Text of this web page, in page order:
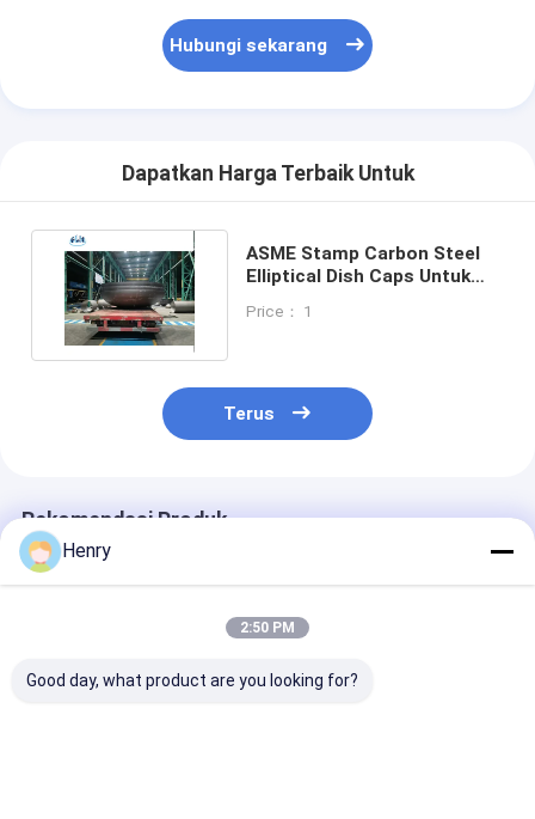
Hubungi sekarang
Dapatkan Harga Terbaik Untuk
ASME Stamp Carbon Steel
Elliptical Dish Caps Untuk
Price： 1
Terus
Rekomendasi Produk
Henry
2:50 PM
Good day, what product are you looking for?